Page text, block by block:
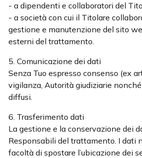
- a dipendenti e collaboratori del
- a società con cui il Titolare
gestione e manutenzione del sito
esterni del trattamento.
5. Comunicazione dei dati
Senza Tuo espresso consenso (ex
vigilanza, Autorità giudiziarie
diffusi.
6. Trasferimento dati
La gestione e la conservazione dei
Responsabili del trattamento. I dati
facoltà di spostare l’ubicazione dei